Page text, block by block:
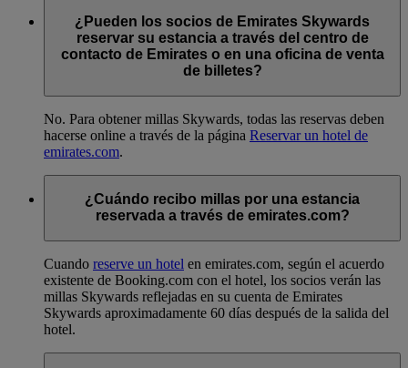
¿Pueden los socios de Emirates Skywards
reservar su estancia a través del centro de
contacto de Emirates o en una oficina de venta
de billetes?
No. Para obtener millas Skywards, todas las reservas deben
hacerse online a través de la página Reservar un hotel de
emirates.com.
¿Cuándo recibo millas por una estancia
reservada a través de emirates.com?
Cuando reserve un hotel en emirates.com, según el acuerdo
existente de Booking.com con el hotel, los socios verán las
millas Skywards reflejadas en su cuenta de Emirates
Skywards aproximadamente 60 días después de la salida del
hotel.